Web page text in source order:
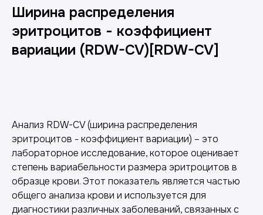
Ширина распределения
эритроцитов - коэффициент
вариации (RDW-CV)[RDW-CV]
Анализ RDW-CV (ширина распределения
эритроцитов - коэффициент вариации) – это
лабораторное исследование, которое оценивает
степень вариабельности размера эритроцитов в
образце крови. Этот показатель является частью
общего анализа крови и используется для
диагностики различных заболеваний, связанных с